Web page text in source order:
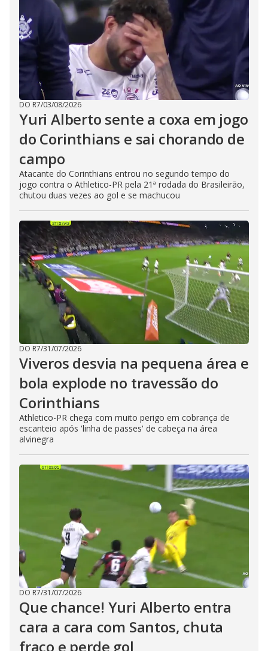
DO R7/03/08/2026
Yuri Alberto sente a coxa em jogo
do Corinthians e sai chorando de
campo
Atacante do Corinthians entrou no segundo tempo do
jogo contra o Athletico-PR pela 21ª rodada do Brasileirão,
chutou duas vezes ao gol e se machucou
DO R7/31/07/2026
Viveros desvia na pequena área e
bola explode no travessão do
Corinthians
Athletico-PR chega com muito perigo em cobrança de
escanteio após 'linha de passes' de cabeça na área
alvinegra
DO R7/31/07/2026
Que chance! Yuri Alberto entra
cara a cara com Santos, chuta
fraco e perde gol